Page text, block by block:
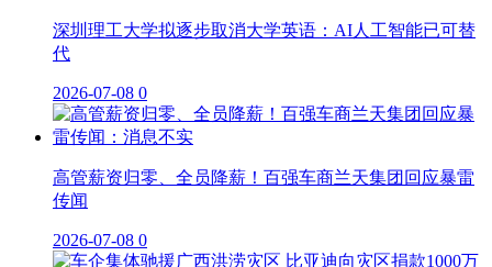
深圳理工大学拟逐步取消大学英语：AI人工智能已可替
代
2026-07-08 0
高管薪资归零、全员降薪！百强车商兰天集团回应暴雷
传闻
2026-07-08 0